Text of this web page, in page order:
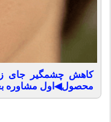
محصول◀اول مشاوره